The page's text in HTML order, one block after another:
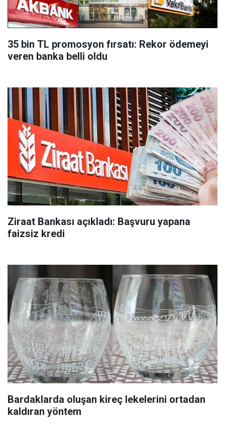
35 bin TL promosyon fırsatı: Rekor ödemeyi
veren banka belli oldu
Ziraat Bankası açıkladı: Başvuru yapana
faizsiz kredi
Bardaklarda oluşan kireç lekelerini ortadan
kaldıran yöntem